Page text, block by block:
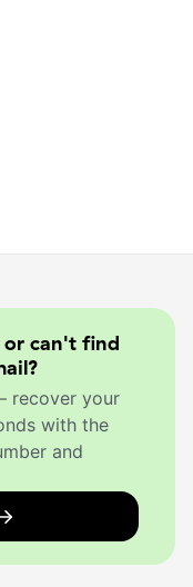
or can't find
recover your
with the
and